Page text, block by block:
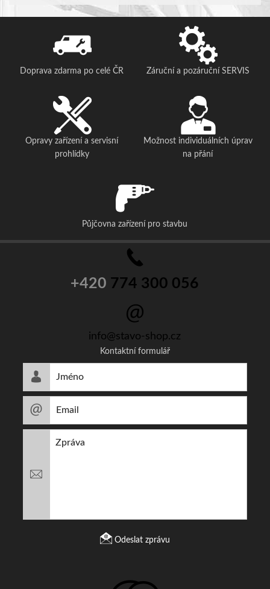
Doprava zdarma po celé ČR Záruční a pozáruční SERVIS
Opravy zařízení a servisní
prohlídky
Možnost individuálních úprav
na přání
Půjčovna zařízení pro stavbu
+420 774 300 056
info@stavo-shop.cz
Kontaktní formulář
Odeslat zprávu